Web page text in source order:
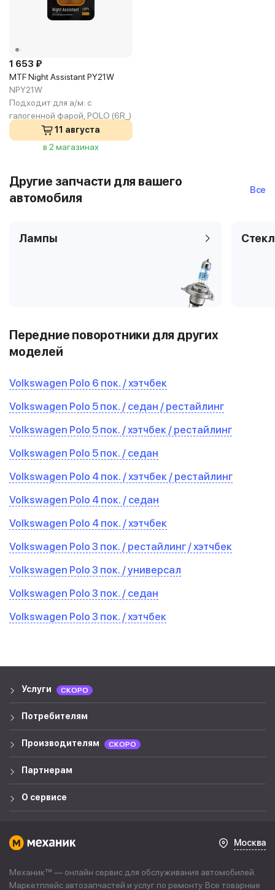
1 653 ₽
MTF Night Assistant PY21W
NPY21W
Подходит для а/м: с
галогенной фарой, POLO (6R_)
11 августа
в 2 магазинах
Другие запчасти для вашего
автомобиля
Все
Лампы
Передние поворотники для других
моделей
Volkswagen Polo 6 пок. / хэтчбек
Volkswagen Polo 5 пок. / седан / рестайлинг
Volkswagen Polo 5 пок. / хэтчбек / рестайлинг
Volkswagen Polo 5 пок. / седан
Volkswagen Polo 4 пок. / хэтчбек / рестайлинг
Volkswagen Polo 4 пок. / седан
Volkswagen Polo 4 пок. / хэтчбек
Volkswagen Polo 3 пок. / рестайлинг / хэтчбек
Volkswagen Polo 3 пок. / универсал
Volkswagen Polo 3 пок. / седан
Volkswagen Polo 3 пок. / хэтчбек
Услуги СКОРО
Потребителям
Производителям СКОРО
Партнерам
О сервисе
Москва
Механик™ — онлайн сервис для обслуживания автомобилей.
Маркетплейс автозапчастей и услуг по ремонту. Все товарные